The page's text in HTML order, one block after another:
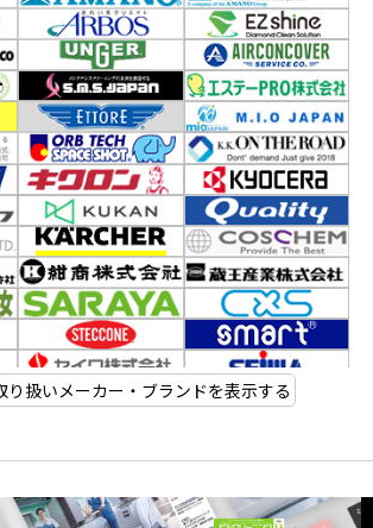
扱いメーカー・ブランドを表示する